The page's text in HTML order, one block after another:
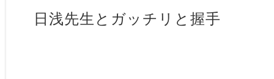
日浅先生とガッチリと握手